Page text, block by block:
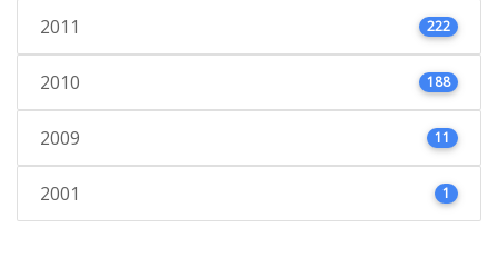
2011 222
2010 188
2009 11
2001 1